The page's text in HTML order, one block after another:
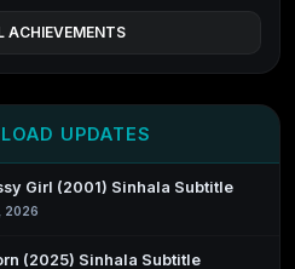
ACHIEVEMENTS
UPDATES
Girl (2001) Sinhala Subtitle
2026
(2025) Sinhala Subtitle